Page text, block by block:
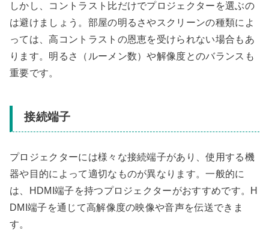
しかし、コントラスト比だけでプロジェクターを選ぶの
は避けましょう。部屋の明るさやスクリーンの種類によ
っては、高コントラストの恩恵を受けられない場合もあ
ります。明るさ（ルーメン数）や解像度とのバランスも
重要です。
接続端子
プロジェクターには様々な接続端子があり、使用する機
器や目的によって適切なものが異なります。一般的に
は、HDMI端子を持つプロジェクターがおすすめです。H
DMI端子を通じて高解像度の映像や音声を伝送できま
す。